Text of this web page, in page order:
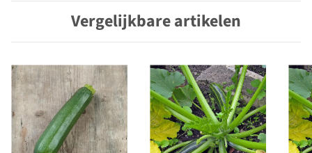
Vergelijkbare artikelen